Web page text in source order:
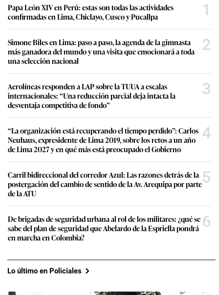
Papa León XIV en Perú: estas son todas las actividades
confirmadas en Lima, Chiclayo, Cusco y Pucallpa
1
Simone Biles en Lima: paso a paso, la agenda de la gimnasta
más ganadora del mundo y una visita que emocionará a toda
una selección nacional
2
Aerolíneas responden a LAP sobre la TUUA a escalas
internacionales: “Una reducción parcial deja intacta la
desventaja competitiva de fondo”
3
“La organización está recuperando el tiempo perdido”: Carlos
Neuhaus, expresidente de Lima 2019, sobre los retos a un año
de Lima 2027 y en qué más está preocupado el Gobierno
4
Carril bidireccional del corredor Azul: Las razones detrás de la
postergación del cambio de sentido de la Av. Arequipa por parte
de la ATU
5
De brigadas de seguridad urbana al rol de los militares: ¿qué se
sabe del plan de seguridad que Abelardo de la Espriella pondrá
en marcha en Colombia?
6
Lo último en Policiales